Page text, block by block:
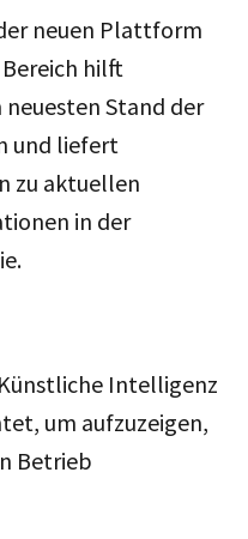
neuen Plattform
hilft
Stand der
und liefert
zu aktuellen
in der
Intelligenz
um aufzuzeigen,
Betrieb